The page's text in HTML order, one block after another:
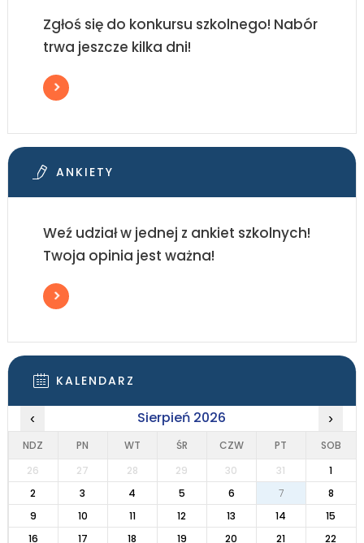
Zgłoś się do konkursu szkolnego! Nabór
trwa jeszcze kilka dni!
ANKIETY
Weź udział w jednej z ankiet szkolnych!
Twoja opinia jest ważna!
KALENDARZ
‹ Sierpień 2026 ›
NDZ PN WT ŚR CZW PT
SOB
26
27 28 29 30 31
1
2
3 4 5 6 7
8
9
10 11 12 13 14
15
16
17 18 19 20 21
22